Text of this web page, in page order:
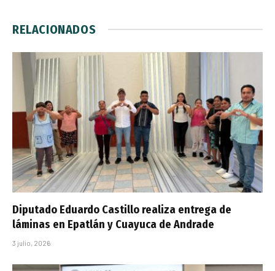
RELACIONADOS
Diputado Eduardo Castillo realiza entrega de
láminas en Epatlán y Cuayuca de Andrade
3 julio, 2026